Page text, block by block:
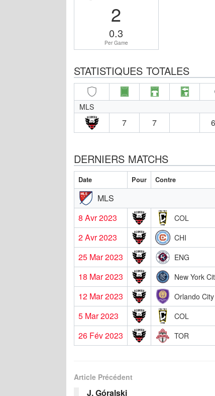
2
0.3
Per Game
STATISTIQUES TOTALES
MLS
7 7
DERNIERS MATCHS
Date Pour Contre
MLS
8 Avr 2023
COL
2 Avr 2023
CHI
25 Mar 2023
ENG
18 Mar 2023
New York
12 Mar 2023
Orlando
5 Mar 2023
COL
26 Fév 2023
TOR
Article Précédent
J. Góralski